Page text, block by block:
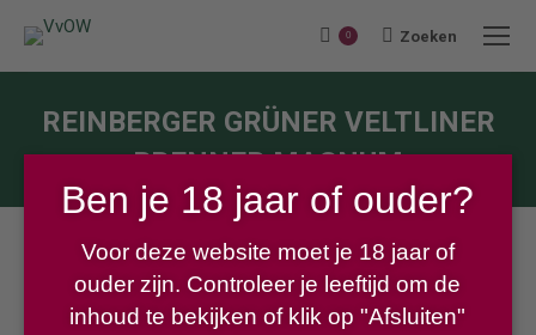
0 Search:
Zoeken
REINBERGER GRÜNER VELTLINER
BRENNER MAGNUM
Je bent hier:
Ben je 18 jaar of ouder?
Voor deze website moet je 18 jaar of
ouder zijn. Controleer je leeftijd om de
inhoud te bekijken of klik op "Afsluiten"